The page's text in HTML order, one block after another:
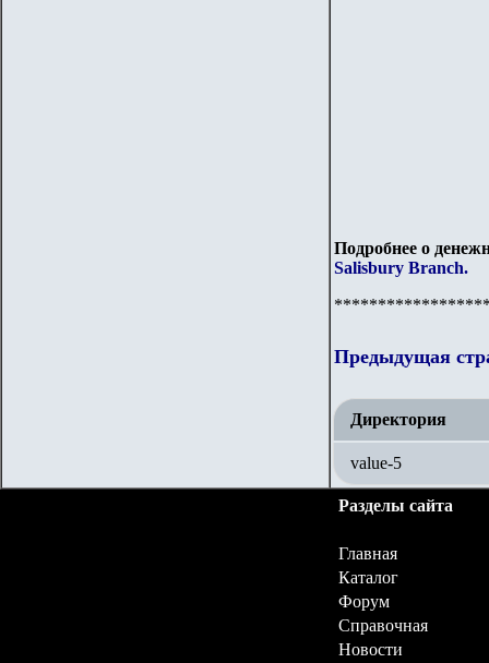
Подробнее о
Salisbury Branch.
Предыдущая
Директория
value-5
Разделы сайта
Главная
Каталог
Форум
Справочная
Новости